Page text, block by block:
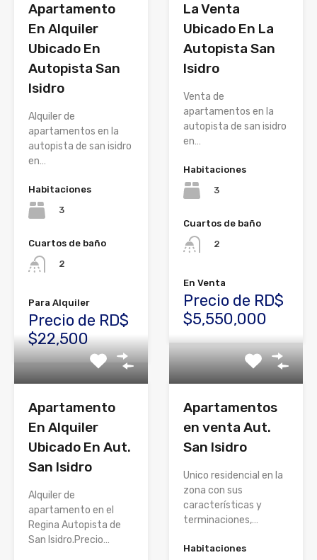
Apartamento
En Alquiler
Ubicado En
Autopista San
Isidro
Alquiler de
apartamentos en la
autopista de san isidro
en…
Habitaciones
3
Cuartos de baño
2
Para Alquiler
Precio de RD$
$22,500
La Venta
Ubicado En La
Autopista San
Isidro
Venta de
apartamentos en la
autopista de san isidro
en…
Habitaciones
3
Cuartos de baño
2
En Venta
Precio de RD$
$5,550,000
Apartamento
En Alquiler
Ubicado En Aut.
San Isidro
Alquiler de
apartamento en el
Regina Autopista de
San Isidro.Precio…
Apartamentos
en venta Aut.
San Isidro
Unico residencial en la
zona con sus
características y
terminaciones,…
Habitaciones